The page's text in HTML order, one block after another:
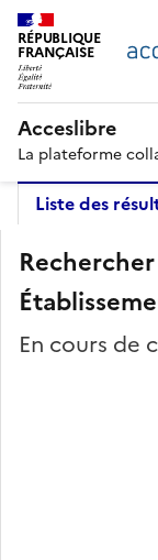
RÉPUBLIQUE
FRANÇAISE
Acceslibre
La plateforme
Liste des
En cours de